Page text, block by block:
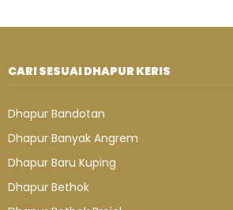
CARI SESUAI DHAPUR KERIS
Dhapur Bandotan
Dhapur Banyak Angrem
Dhapur Baru Kuping
Dhapur Bethok